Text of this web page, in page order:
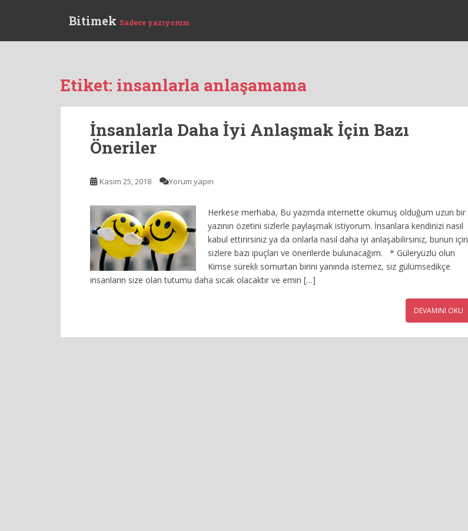
Bitimek Sadece yazıyorum
Etiket: insanlarla anlaşamama
İnsanlarla Daha İyi Anlaşmak İçin Bazı
Öneriler
Kasım 25, 2018 Yorum yapın
Herkese merhaba, Bu yazımda internette okumuş olduğum uzun bir
yazının özetini sizlerle paylaşmak istiyorum. İnsanlara kendinizi nasıl
kabul ettirirsiniz ya da onlarla nasıl daha iyi anlaşabilirsiniz, bunun için
sizlere bazı ipuçları ve önerilerde bulunacağım. * Güleryüzlü olun
Kimse sürekli somurtan birini yanında istemez, siz gülümsedikçe
insanların size olan tutumu daha sıcak olacaktır ve emin […]
DEVAMINI OKU